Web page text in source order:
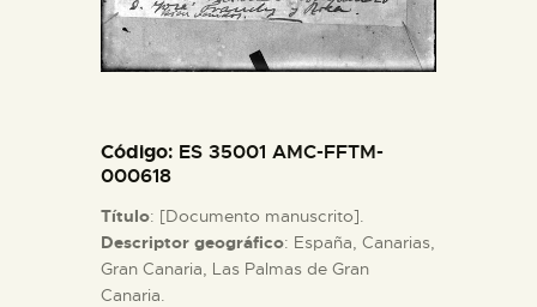
ESPAÑOL
Código: ES 35001 AMC-FFTM-
000618
Título: [Documento manuscrito].
Descriptor geográfico: España, Canarias,
Gran Canaria, Las Palmas de Gran
Canaria.